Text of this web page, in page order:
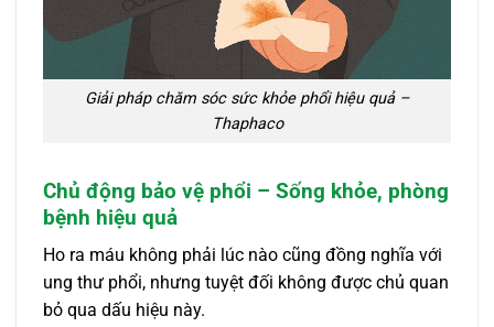
Giải pháp chăm sóc sức khỏe phổi hiệu quả –
Thaphaco
Chủ động bảo vệ phổi – Sống khỏe, phòng
bệnh hiệu quả
Ho ra máu không phải lúc nào cũng đồng nghĩa với
ung thư phổi, nhưng tuyệt đối không được chủ quan
bỏ qua dấu hiệu này.